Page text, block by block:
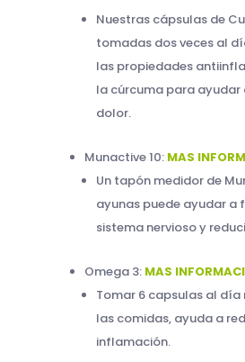
Nuestras cápsulas de
tomadas dos veces al
las propiedades
la cúrcuma para ayudar
dolor.
Munactive 10: MAS
Un tapón medidor de
ayunas puede ayudar a
sistema nervioso y
Omega 3: MAS
Tomar 6 capsulas al día
las comidas, ayuda a
inflamación.